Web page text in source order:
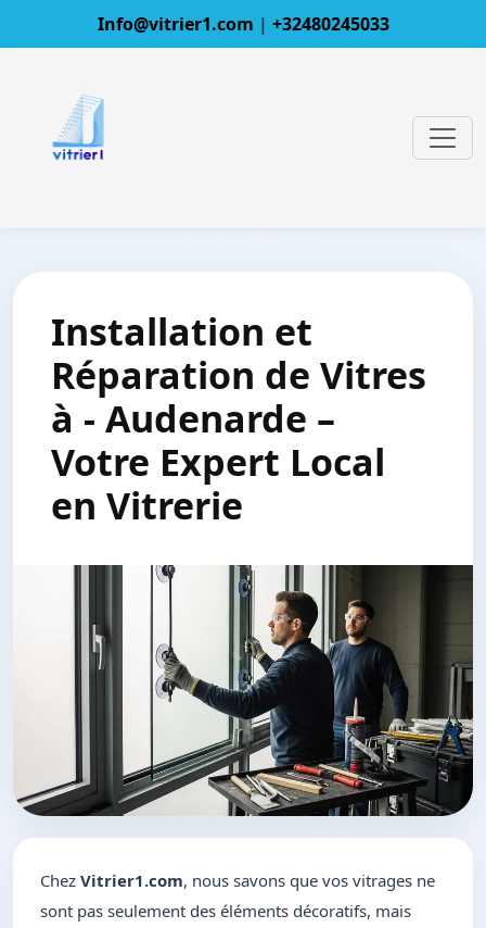
Info@vitrier1.com | +32480245033
Installation et
Réparation de Vitres
à - Audenarde –
Votre Expert Local
en Vitrerie
Chez Vitrier1.com, nous savons que vos vitrages ne
sont pas seulement des éléments décoratifs, mais